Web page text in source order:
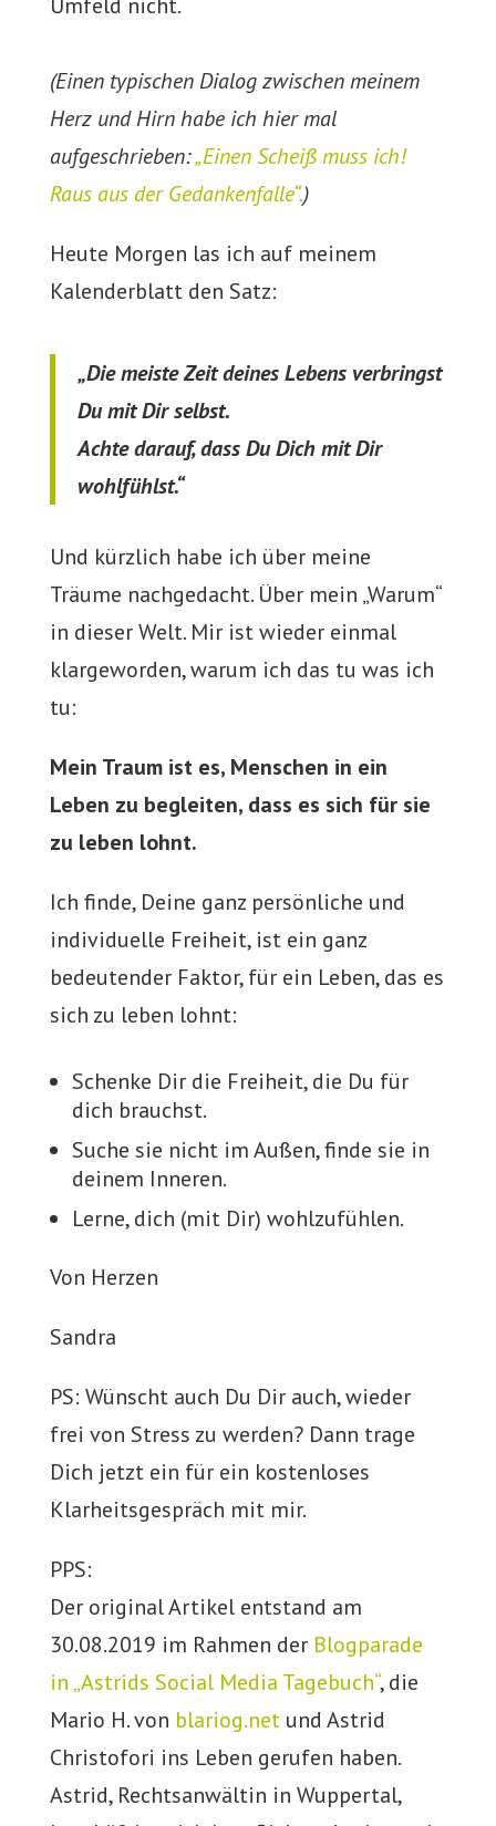
(Einen typischen Dialog zwischen meinem
Herz und Hirn habe ich hier mal
aufgeschrieben:„Einen Scheiß muss ich!
Raus aus der Gedankenfalle“.)
Heute Morgen las ich auf meinem
Kalenderblatt den Satz:
„Die meiste Zeit deines Lebens verbringst
Du mit Dir selbst.
Achte darauf, dass Du Dich mit Dir
wohlfühlst.“
Und kürzlich habe ich über meine
Träume nachgedacht. Über mein „Warum“
in dieser Welt. Mir ist wieder einmal
klargeworden, warum ich das tu was ich
tu:
Mein Traum ist es, Menschen in ein
Leben zu begleiten, dass es sich für sie
zu leben lohnt.
Ich finde, Deine ganz persönliche und
individuelle Freiheit, ist ein ganz
bedeutender Faktor, für ein Leben, das es
sich zu leben lohnt:
Schenke Dir die Freiheit, die Du für
dich brauchst.
Suche sie nicht im Außen, finde sie in
deinem Inneren.
Lerne, dich (mit Dir) wohlzufühlen.
Von Herzen
Sandra
PS: Wünscht auch Du Dir auch, wieder
frei von Stress zu werden? Dann trage
Dich jetzt ein für ein kostenloses
Klarheitsgespräch mit mir.
PPS:
Der original Artikel entstand am
30.08.2019 im Rahmen der Blogparade
in „Astrids Social Media Tagebuch“, die
Mario H. von blariog.netund Astrid
Christofori ins Leben gerufen haben.
Astrid, Rechtsanwältin in Wuppertal,